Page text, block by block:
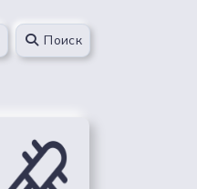
Поиск